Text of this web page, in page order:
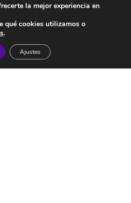
la mejor experiencia en
qué cookies utilizamos o
.
Ajustes